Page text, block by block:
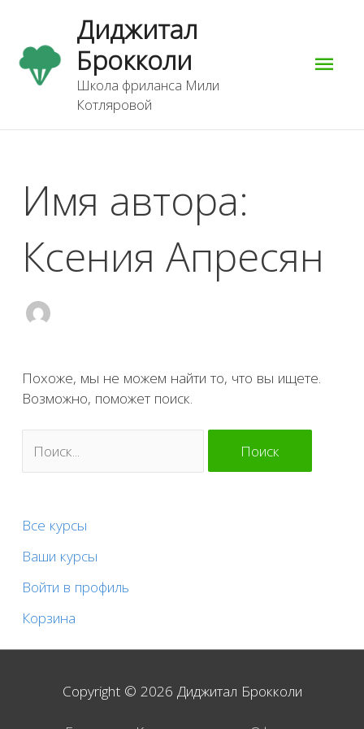
содержимому
Диджитал
Брокколи
Школа фриланса Мили
Котляровой
Имя автора:
Ксения Апресян
Похоже, мы не можем найти то, что вы ищете.
Возможно, поможет поиск.
Все курсы
Ваши курсы
Войти в профиль
Корзина
Copyright © 2026 Диджитал Брокколи